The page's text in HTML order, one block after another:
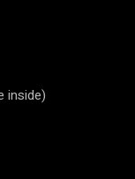
inside)